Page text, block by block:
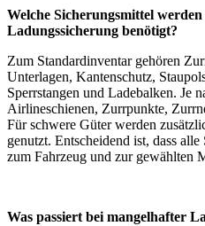
Welche Sicherungsmittel
Ladungssicherung benötigt?
Zum Standardinventar gehören
Unterlagen, Kantenschutz,
Sperrstangen und Ladebalken. Je
Airlineschienen, Zurrpunkte,
Für schwere Güter werden
genutzt. Entscheidend ist, dass
zum Fahrzeug und zur gewählten
Was passiert bei mangelhafter